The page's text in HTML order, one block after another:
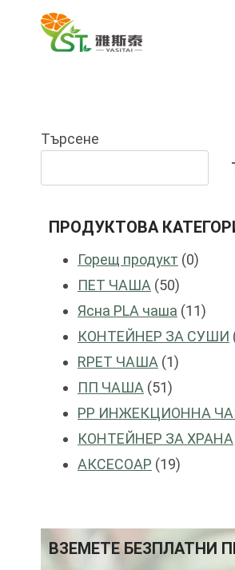
Преминете
съдържанието
Търсене
ПРОДУКТОВА
Горещ продукт 00
ПЕТ ЧАША 5050
продукти
Ясна PLA чаша 1111
КОНТЕЙНЕР ЗА СУШИ
RPET ЧАША 11
ПП ЧАША 5151
продукти
PP ИНЖЕКЦИОННА
КОНТЕЙНЕР ЗА ХРАНА
АКСЕСОАР 1919
ВЗЕМЕТЕ БЕЗПЛАТНИ